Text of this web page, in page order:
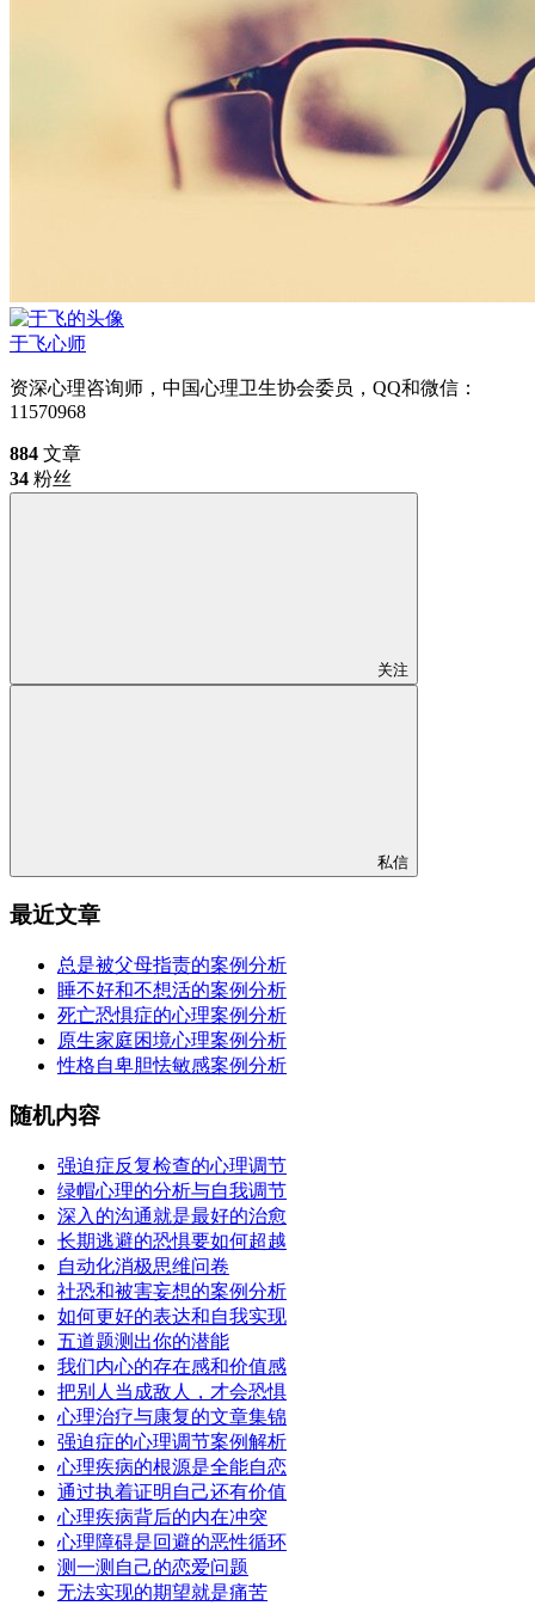
于飞心师
资深心理咨询师，中国心理卫生协会委员，QQ和微信：
11570968
884 文章
34 粉丝
关注
私信
最近文章
总是被父母指责的案例分析
睡不好和不想活的案例分析
死亡恐惧症的心理案例分析
原生家庭困境心理案例分析
性格自卑胆怯敏感案例分析
随机内容
强迫症反复检查的心理调节
绿帽心理的分析与自我调节
深入的沟通就是最好的治愈
长期逃避的恐惧要如何超越
自动化消极思维问卷
社恐和被害妄想的案例分析
如何更好的表达和自我实现
五道题测出你的潜能
我们内心的存在感和价值感
把别人当成敌人，才会恐惧
心理治疗与康复的文章集锦
强迫症的心理调节案例解析
心理疾病的根源是全能自恋
通过执着证明自己还有价值
心理疾病背后的内在冲突
心理障碍是回避的恶性循环
测一测自己的恋爱问题
无法实现的期望就是痛苦